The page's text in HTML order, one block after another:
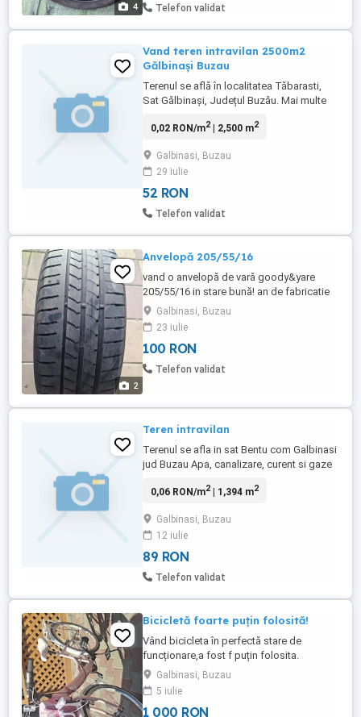
4 Telefon validat
Vand teren intravilan 2500m2
Gălbinași Buzau
Terenul se află în localitatea Tăbarasti,
Sat Gălbinași, Județul Buzău. Mai multe
0,02 RON/m2| 2,500 m2
Galbinasi, Buzau
29 iulie
52 RON
Telefon validat
2
Anvelopă 205/55/16
vand o anvelopă de vară goody&yare
205/55/16 in stare bună! an de fabricatie
2019Galbinasi, Buzau
23 iulie
100 RON
Telefon validat
Teren intravilan
Terenul se afla in sat Bentu com Galbinasi
jud Buzau Apa, canalizare, curent si gaze
0,06 RON/m2| 1,394 m2
Galbinasi, Buzau
12 iulie
89 RON
Telefon validat
Bicicletă foarte puțin folosită!
Vând bicicleta în perfectă stare de
funcționare,a fost f puțin folosita.
Galbinasi, Buzau
5 iulie
1 000 RON